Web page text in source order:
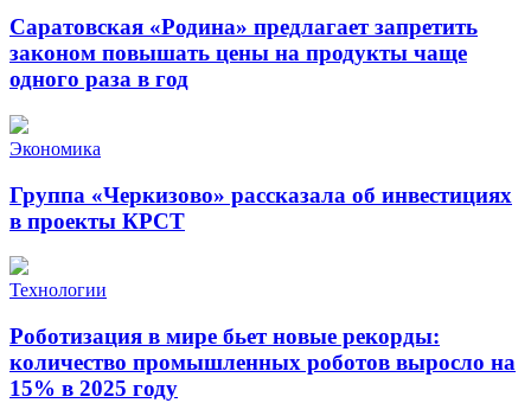
Саратовская «Родина» предлагает запретить
законом повышать цены на продукты чаще
одного раза в год
Экономика
Группа «Черкизово» рассказала об инвестициях
в проекты КРСТ
Технологии
Роботизация в мире бьет новые рекорды:
количество промышленных роботов выросло на
15% в 2025 году